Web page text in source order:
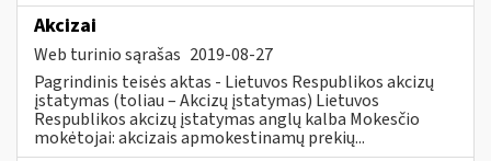
Akcizai
Web turinio sąrašas 2019-08-27
Pagrindinis teisės aktas - Lietuvos Respublikos akcizų
įstatymas (toliau – Akcizų įstatymas) Lietuvos
Respublikos akcizų įstatymas anglų kalba Mokesčio
mokėtojai: akcizais apmokestinamų prekių...